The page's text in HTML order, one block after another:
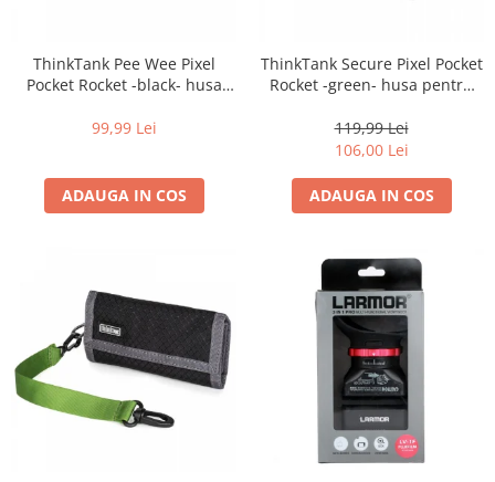
ThinkTank Pee Wee Pixel
Pocket Rocket -black- husa
99,99 Lei
ADAUGA IN COS
ThinkTank Secure Pixel Pocket
Rocket -green- husa pentru
119,99 Lei
106,00 Lei
ADAUGA IN COS